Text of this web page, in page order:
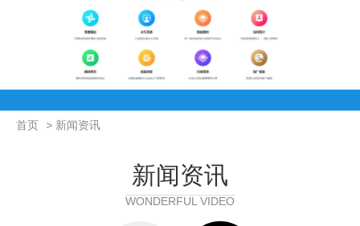
首页 > 新闻资讯
新闻资讯
WONDERFUL VIDEO